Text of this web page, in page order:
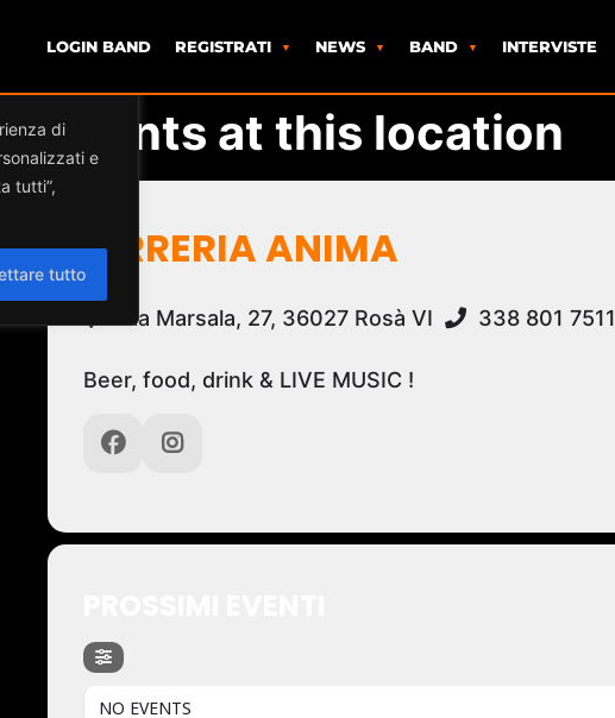
di
e
tutti”,
tutto
LOGIN BAND REGISTRATI NEWS BAND INTERVISTE
Events at this location
BIRRERIA ANIMA
Via Marsala, 27, 36027 Rosà VI 338 801 7511
Beer, food, drink & LIVE MUSIC !
NO EVENTS